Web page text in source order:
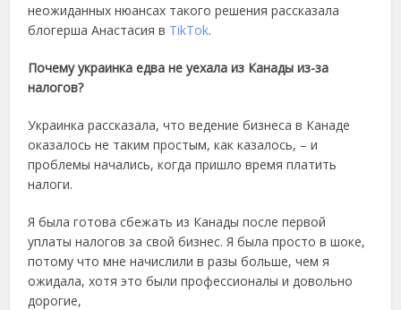
неожиданных нюансах такого решения рассказала
блогерша Анастасия в TikTok.
Почему украинка едва не уехала из Канады из-за
налогов?
Украинка рассказала, что ведение бизнеса в Канаде
оказалось не таким простым, как казалось, – и
проблемы начались, когда пришло время платить
налоги.
Я была готова сбежать из Канады после первой
уплаты налогов за свой бизнес. Я была просто в шоке,
потому что мне начислили в разы больше, чем я
ожидала, хотя это были профессионалы и довольно
дорогие,